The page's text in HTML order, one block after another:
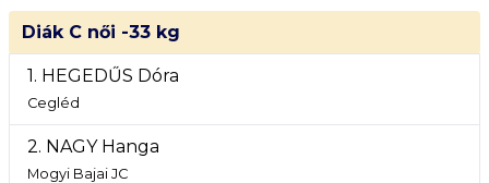
Diák C női -33 kg
1. HEGEDŰS Dóra
Cegléd
2. NAGY Hanga
Mogyi Bajai JC